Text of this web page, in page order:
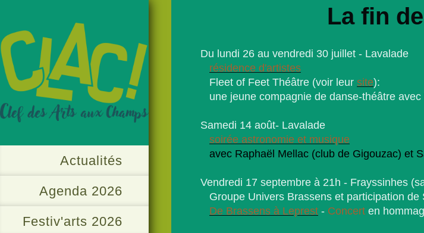
Actualités
Agenda 2026
Festiv'arts 2026
La fin
Du lundi 26 au vendredi 30 juillet - Lavalade
résidence d'artistes
Fleet of Feet Théâtre (voir leur site):
une jeune compagnie de danse-théâtre
Samedi 14 août- Lavalade
soirée astronomie et musique
avec Raphaël Mellac (club de Gigouzac) et
Vendredi 17 septembre à 21h - Frayssinhes
Groupe Univers Brassens et participation de
De Brassens à Leprest - Concert en